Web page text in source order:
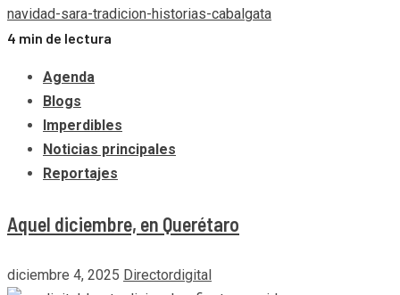
4 min de lectura
Agenda
Blogs
Imperdibles
Noticias principales
Reportajes
Aquel diciembre, en Querétaro
diciembre 4, 2025 Directordigital